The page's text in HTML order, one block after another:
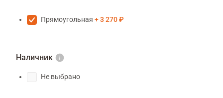
Прямоугольная 3 270 ₽
Наличник
Не выбрано